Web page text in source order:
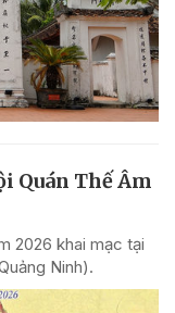
Quán Thế Âm
2026 khai mạc tại
Ninh).